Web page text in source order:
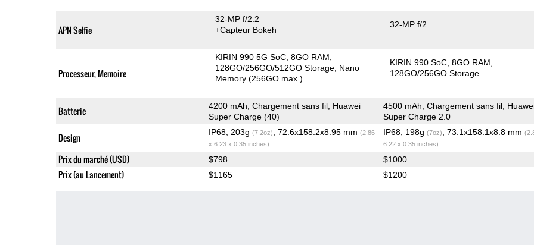
APN Selfie
32-MP f/2.2
+Capteur Bokeh
32-MP f/2
Processeur, Memoire
KIRIN 990 5G SoC 8GO RAM
128GO/256GO/512GO Storage Nano
Memory (256GO max.)
KIRIN 990 SoC 8GO RAM
128GO/256GO Storage
Batterie
4200 mAh, Chargement sans fil, Huawei
Super Charge (40)
4500 mAh, Chargement sans fil,
Super Charge 2.0
Design IP68, 203g (7.2oz) , 72.6x158.2x8.95 mm (2.86
x 6.23 x 0.35 inches)
IP68, 198g (7oz) , 73.1x158.1x8.8 mm
6.22 x 0.35 inches)
Prix du marché (USD) $798 $1000
Prix (au Lancement) $1165 $1200